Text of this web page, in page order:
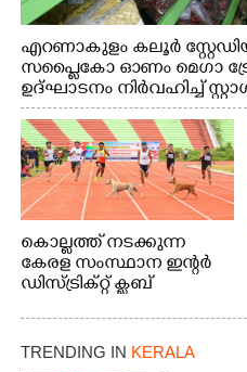
എറണാകുളം കലൂർ
സപ്ളൈകോ ഓണം മെഗാ
ഉദ്ഘാടനം നിർവഹിച്ച്
വി.ഡി. സതീശൻ. മന്ത്രി
കൊല്ലത്ത് നടക്കുന്ന
കേരള സംസ്ഥാന ഇന്റർ
ഡിസ്ട്രിക്റ്റ് ക്ലബ്
ചാമ്പ്യൻഷിപ്പിൽ അണ്ടർ
20 ആൺകുട്ടികളുടെ 200
TRENDING IN KERALA